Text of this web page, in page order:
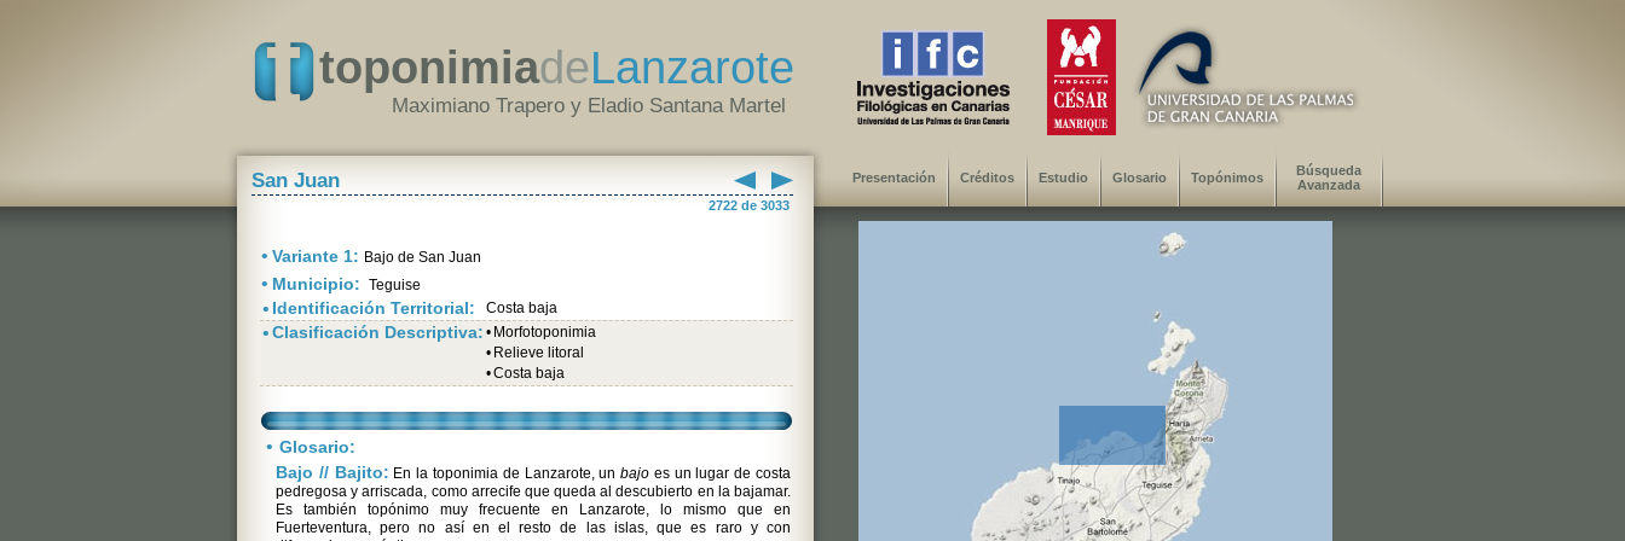
toponimiadeLanzarote
Maximiano Trapero y Eladio Santana Martel
San Juan
2722 de 3033
• Variante 1: Bajo de San Juan
• Municipio: Teguise
• Identificación Territorial: Costa baja
•Clasificación Descriptiva: • Morfotoponimia
• Relieve litoral
•Costa baja
• Glosario:
Bajo // Bajito: En la toponimia de Lanzarote, unbajo es un lugar de costa
pedregosa y arriscada, como arrecife que queda al descubierto en la bajamar.
Es también topónimo muy frecuente en Lanzarote, lo mismo que en
Fuerteventura, pero no así en el resto de las islas, que es raro y con
Presentación Créditos Estudio Glosario Topónimos
Búsqueda
Avanzada